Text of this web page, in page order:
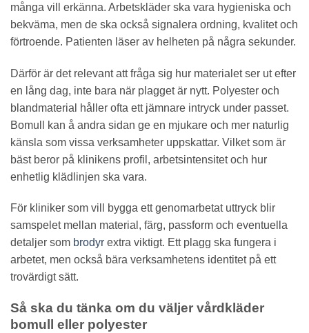
många vill erkänna. Arbetskläder ska vara hygieniska och
bekväma, men de ska också signalera ordning, kvalitet och
förtroende. Patienten läser av helheten på några sekunder.
Därför är det relevant att fråga sig hur materialet ser ut efter
en lång dag, inte bara när plagget är nytt. Polyester och
blandmaterial håller ofta ett jämnare intryck under passet.
Bomull kan å andra sidan ge en mjukare och mer naturlig
känsla som vissa verksamheter uppskattar. Vilket som är
bäst beror på klinikens profil, arbetsintensitet och hur
enhetlig klädlinjen ska vara.
För kliniker som vill bygga ett genomarbetat uttryck blir
samspelet mellan material, färg, passform och eventuella
detaljer som brodyr extra viktigt. Ett plagg ska fungera i
arbetet, men också bära verksamhetens identitet på ett
trovärdigt sätt.
Så ska du tänka om du väljer vårdkläder
bomull eller polyester